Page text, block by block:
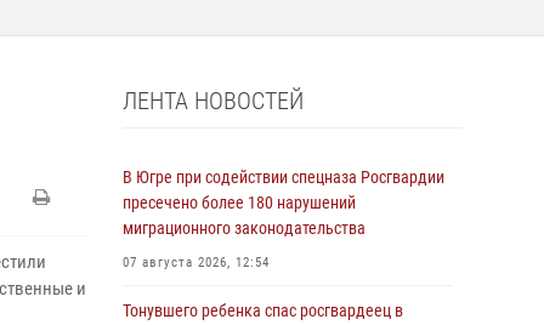
и
ЛЕНТА НОВОСТЕЙ
В Югре при содействии спецназа Росгвардии
пресечено более 180 нарушений
миграционного законодательства
07 августа 2026, 12:54
Тонувшего ребенка спас росгвардеец в